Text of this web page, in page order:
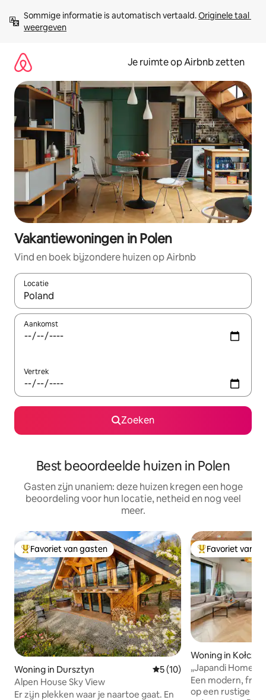
direct
naar
Sommige informatie is automatisch vertaald. Originele taal
weergeven
Je ruimte op Airbnb zetten
Vakantiewoningen in Polen
Vind en boek bijzondere huizen op Airbnb
Locatie
Wanneer er suggesties beschikbaar zijn, maak je een keuze
Aankomst
Vertrek
Zoeken
Best beoordeelde huizen in Polen
Gasten zijn unaniem: deze huizen kregen een hoge
beoordeling voor hun locatie, netheid en nog veel
meer.
Topfavoriet van gasten
Favoriet van gasten
Woning in Dursztyn Gemiddelde beoordeling
5 (10)
Alpen House Sky View
Er zijn plekken waar je naartoe gaat. En
Topfavoriet van
Favoriet van
Woning in
„Japandi Home”
natuur
Een modern, fris
op een rustige